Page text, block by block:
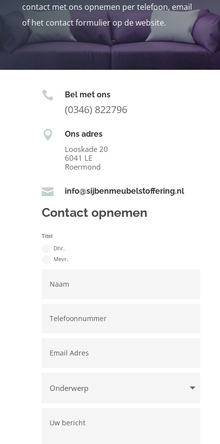
contact met ons opnemen per telefoon, email
of het contact formulier op de website.
 Bel met ons
(0346) 822796
 Ons adres
Looskade 20
6041 LE
Roermond
 info@sijbenmeubelstoffering.nl
Contact opnemen
Titel
Dhr.
Mevr.